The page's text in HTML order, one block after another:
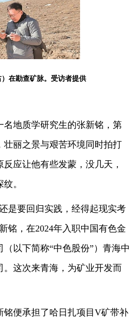
在勘查矿脉。受访者提供
地质学研究生的张新铭，第
壮丽之景与艰苦环境同时拍打
应让他有些发蒙，没几天，
。
要回归实践，经得起现实考
铭，在2024年入职中国有色金
以下简称“中色股份”）青海中
。这次来青海，为矿业开发而
便承担了哈日扎项目V矿带补